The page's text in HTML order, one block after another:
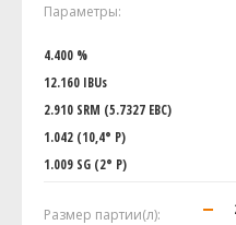
Параметры:
4.400 %
12.160 IBUs
2.910 SRM (5.7327 EBC)
1.042 (10,4° P)
1.009 SG (2° P)
Размер партии(л):